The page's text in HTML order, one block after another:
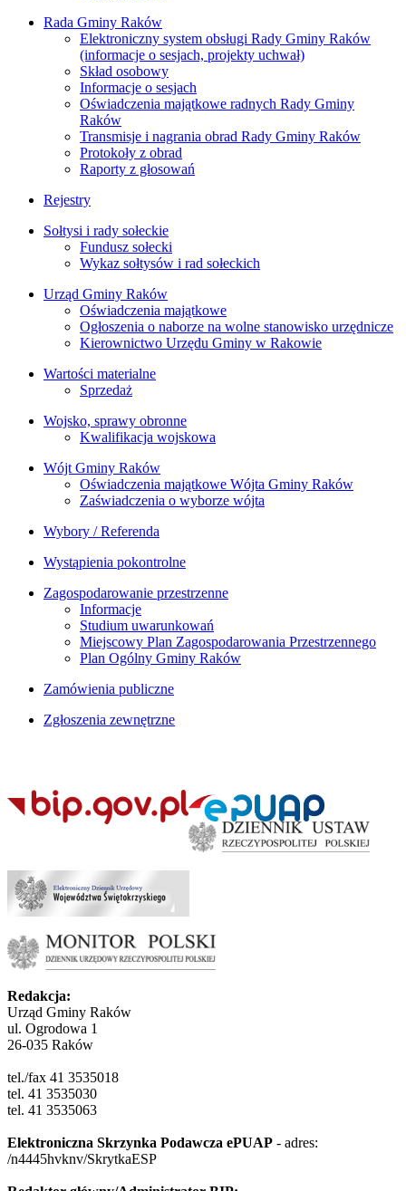
Rada Gminy Raków
Elektroniczny system obsługi Rady Gminy Raków
(informacje o sesjach, projekty uchwał)
Skład osobowy
Informacje o sesjach
Oświadczenia majątkowe radnych Rady Gminy
Raków
Transmisje i nagrania obrad Rady Gminy Raków
Protokoły z obrad
Raporty z głosowań
Rejestry
Sołtysi i rady sołeckie
Fundusz sołecki
Wykaz sołtysów i rad sołeckich
Urząd Gminy Raków
Oświadczenia majątkowe
Ogłoszenia o naborze na wolne stanowisko urzędnicze
Kierownictwo Urzędu Gminy w Rakowie
Wartości materialne
Sprzedaż
Wojsko, sprawy obronne
Kwalifikacja wojskowa
Wójt Gminy Raków
Oświadczenia majątkowe Wójta Gminy Raków
Zaświadczenia o wyborze wójta
Wybory / Referenda
Wystąpienia pokontrolne
Zagospodarowanie przestrzenne
Informacje
Studium uwarunkowań
Miejscowy Plan Zagospodarowania Przestrzennego
Plan Ogólny Gminy Raków
Zamówienia publiczne
Zgłoszenia zewnętrzne
Redakcja:
Urząd Gminy Raków
ul. Ogrodowa 1
26-035 Raków
tel./fax 41 3535018
tel. 41 3535030
tel. 41 3535063
Elektroniczna Skrzynka Podawcza ePUAP - adres:
/n4445hvknv/SkrytkaESP